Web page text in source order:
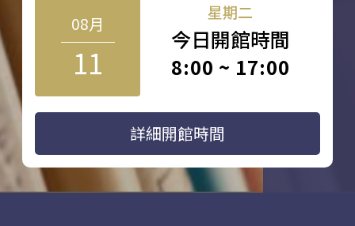
08月
11
星期二
今日開館時間
8:00 ~ 17:00
詳細開館時間